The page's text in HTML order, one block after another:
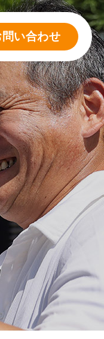
問い合わせ